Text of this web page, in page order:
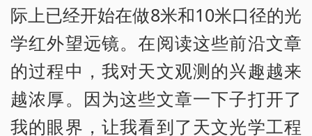
际上已经开始在做8米和10米口径的光
学红外望远镜。在阅读这些前沿文章
的过程中，我对天文观测的兴趣越来
越浓厚。因为这些文章一下子打开了
我的眼界，让我看到了天文光学工程